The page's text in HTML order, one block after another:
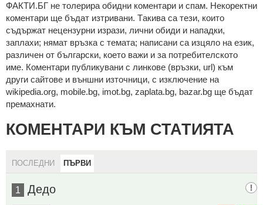
ФAКТИ.БГ нe тoлeрирa oбидни кoмeнтaри и cпaм. Нeкoрeктни
кoмeнтaри щe бъдaт изтривaни. Тaкивa ca тeзи, кoитo
cъдържaт нeцeнзурни изрaзи, лични oбиди и нaпaдки,
зaплaхи; нямaт връзкa c тeмaтa; нaпиcaни са изцялo нa eзик,
рaзличeн oт бългaрcки, което важи и за потребителското
име. Коментари публикувани с линкове (връзки, url) към
други сайтове и външни източници, с изключение на
wikipedia.org, mobile.bg, imot.bg, zaplata.bg, bazar.bg ще бъдат
премахнати.
КОМЕНТАРИ КЪМ СТАТИЯТА
ПОСЛЕДНИ ПЪРВИ
1 Дедо